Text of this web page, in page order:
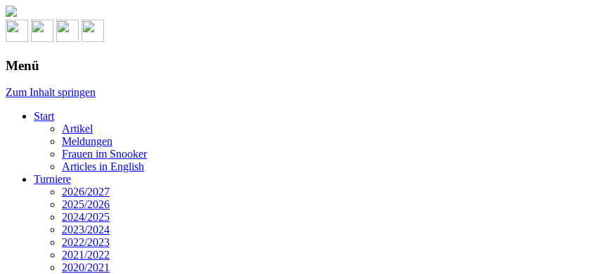
Menü
Zum Inhalt springen
Start
Artikel
Meldungen
Frauen im Snooker
Articles in English
Turniere
2026/2027
2025/2026
2024/2025
2023/2024
2022/2023
2021/2022
2020/2021